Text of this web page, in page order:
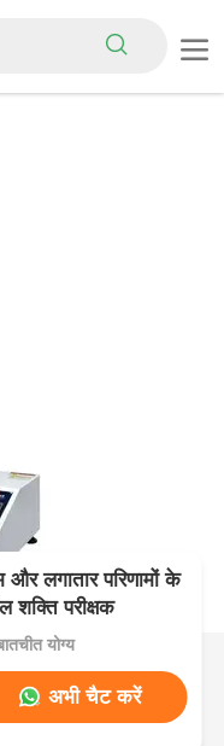
लगातार परिणामों के
शक्ति परीक्षक
योग्य
अभी चैट करें